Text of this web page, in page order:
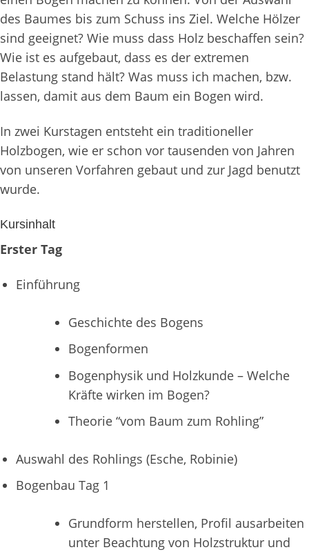
des Baumes bis zum Schuss ins Ziel. Welche Hölzer
sind geeignet? Wie muss dass Holz beschaffen sein?
Wie ist es aufgebaut, dass es der extremen
Belastung stand hält? Was muss ich machen, bzw.
lassen, damit aus dem Baum ein Bogen wird.
In zwei Kurstagen entsteht ein traditioneller
Holzbogen, wie er schon vor tausenden von Jahren
von unseren Vorfahren gebaut und zur Jagd benutzt
wurde.
Kursinhalt
Erster Tag
Einführung
Geschichte des Bogens
Bogenformen
Bogenphysik und Holzkunde – Welche
Kräfte wirken im Bogen?
Theorie “vom Baum zum Rohling”
Auswahl des Rohlings (Esche, Robinie)
Bogenbau Tag 1
Grundform herstellen, Profil ausarbeiten
unter Beachtung von Holzstruktur und